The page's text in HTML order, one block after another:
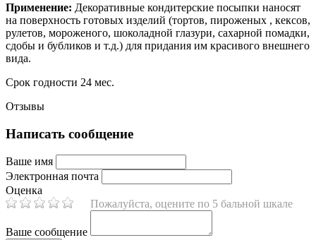
Применение: Декоративные кондитерские посыпки наносят
на поверхность готовых изделий (тортов, пироженых , кексов,
рулетов, мороженого, шоколадной глазури, сахарной помадки,
сдобы и бубликов и т.д.) для придания им красивого внешнего
вида.
Срок годности 24 мес.
Отзывы
Написать сообщение
Ваше имя
Электронная почта
Оценка
Пожалуйста, оцените по 5 бальной шкале
Ваше сообщение